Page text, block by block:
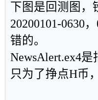
下图是回测图，
20200101-0630
错的。
NewsAlert.ex4
只为了挣点H币